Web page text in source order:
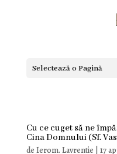
Selectează o Pagină
Cu ce cuget să ne
Cina Domnului (Sf.
de Ierom. Lavrentie 17